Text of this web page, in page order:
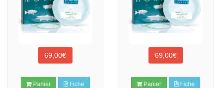
69,00€
Panier Fiche
69,00€
Panier Fiche